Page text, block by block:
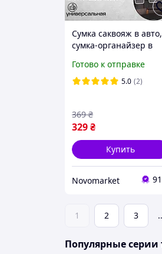
Сумка саквояж в авто,
сумка-органайзер в
багажник автомобиля
водонепроницаемая
Готово к отправке
5.0 (2)
329₴
369 ₴
Купить
Novomarket
1 2 3
Популярные серии